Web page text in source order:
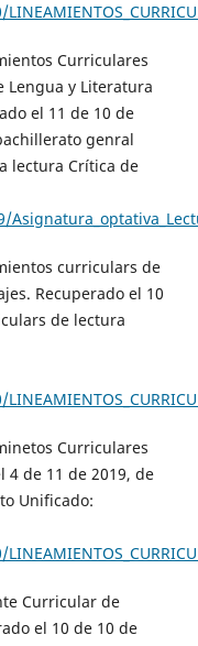
Curriculares
Lengua y Literatura
el 11 de 10 de
genral
lectura Crítica de
curriculars de
Recuperado el 10
de lectura
Curriculares
4 de 11 de 2019, de
Unificado:
Curricular de
el 10 de 10 de